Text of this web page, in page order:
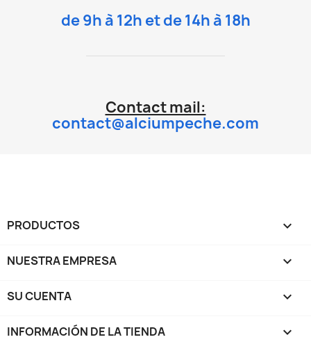
de 9h à 12h et de 14h à 18h
Contact mail:
contact@alciumpeche.com
PRODUCTOS 
NUESTRA EMPRESA 
SU CUENTA 
INFORMACIÓN DE LA TIENDA keyboard_arrow_down